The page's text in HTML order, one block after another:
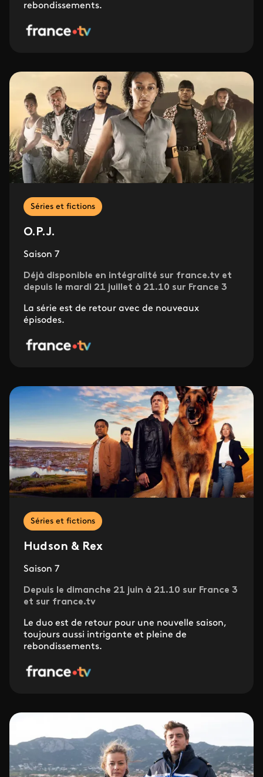
rebondissements.
Séries et fictions
O.P.J.
Saison 7
Déjà disponible en intégralité sur france.tv et
depuis le mardi 21 juillet à 21.10 sur France 3
La série est de retour avec de nouveaux
épisodes.
Séries et fictions
Hudson & Rex
Saison 7
Depuis le dimanche 21 juin à 21.10 sur France 3
et sur france.tv
Le duo est de retour pour une nouvelle saison,
toujours aussi intrigante et pleine de
rebondissements.